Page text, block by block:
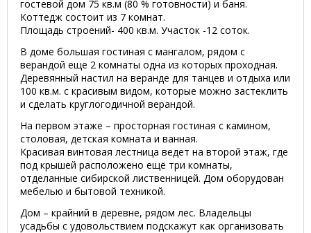
гостевой дом 75 кв.м (80 % готовности) и баня.
Коттедж состоит из 7 комнат.
Площадь строений- 400 кв.м. Участок -12 соток.
В доме большая гостиная с мангалом, рядом с
верандой еще 2 комнаты одна из которых проходная.
Деревянный настил на веранде для танцев и отдыха или
100 кв.м. с красивым видом, которые можно застеклить
и сделать круглогодичной верандой.
На первом этаже – просторная гостиная с камином,
столовая, детская комната и ванная.
Красивая винтовая лестница ведет на второй этаж, где
под крышей расположено ещё три комнаты,
отделанные сибирской лиственницей. Дом оборудован
мебелью и бытовой техникой.
Дом – крайний в деревне, рядом лес. Владельцы
усадьбы с удовольствием подскажут как организовать